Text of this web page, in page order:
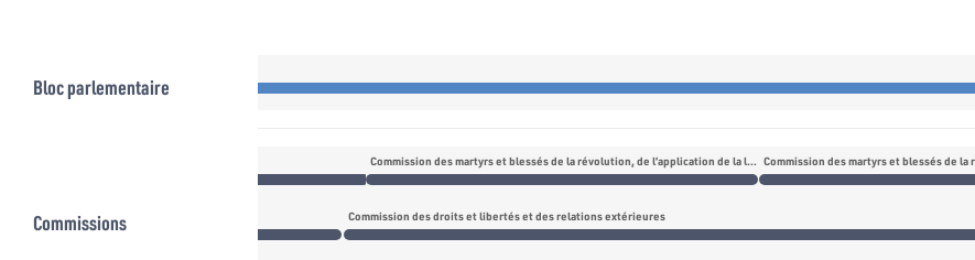
Bloc parlementaire
Commissions
Commission des martyrs et blessés de la révolution, de l’application de la loi de l’amnistie générale et de la justice transitionnelle
Commission des droits et libertés et des relations extérieures